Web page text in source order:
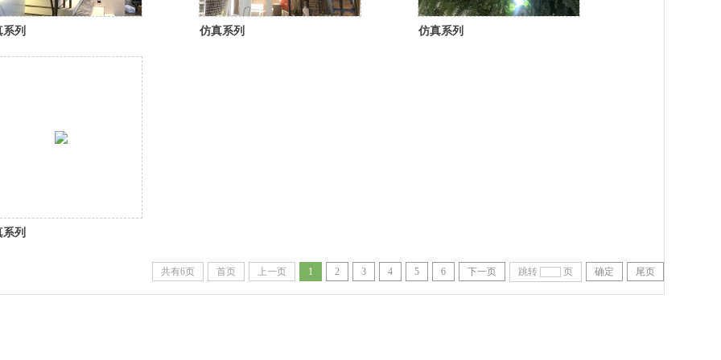
列 仿真系列 仿真系列
列
共有6页 首页 上一页 1 2 3 4 5 6 下一页 跳转 页 确定 尾页